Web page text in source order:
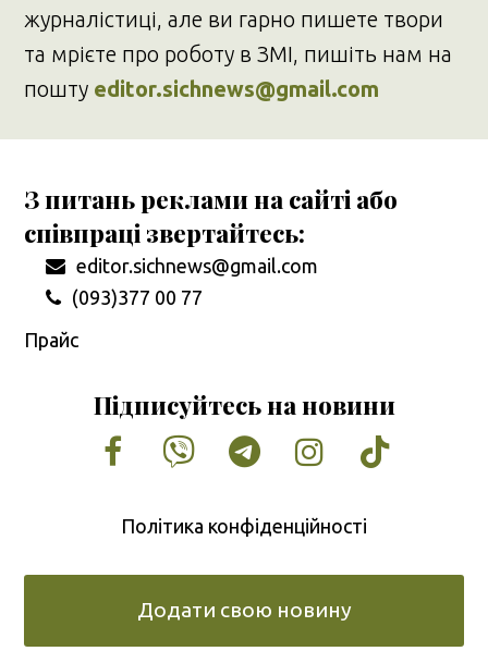
журналістиці, але ви гарно пишете твори
та мрієте про роботу в ЗМІ, пишіть нам на
пошту editor.sichnews@gmail.com
З питань реклами на сайті або
співпраці звертайтесь:
editor.sichnews@gmail.com
(093)377 00 77
Прайс
Підписуйтесь на новини
Facebook
VimeoTumblrInstagram
Tiktok
Політика конфіденційності
Додати свою новину